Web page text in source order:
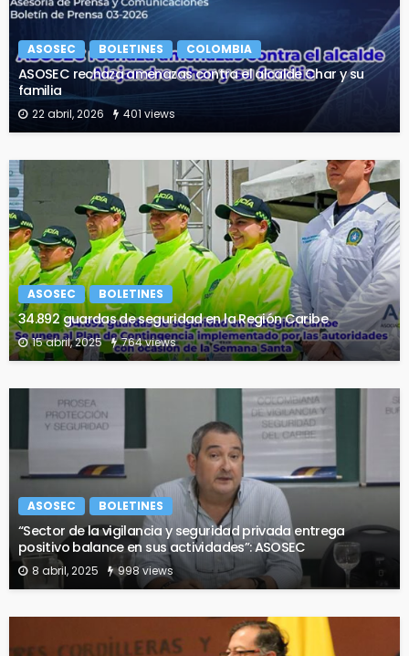
ASOSEC BOLETINES COLOMBIA
ASOSEC rechaza amenazas contra el alcalde Char y su
familia
22 abril, 2026 401 views
ASOSEC BOLETINES
34.892 guardas de seguridad en la Región Caribe
15 abril, 2025 764 views
ASOSEC BOLETINES
“Sector de la vigilancia y seguridad privada entrega
positivo balance en sus actividades”: ASOSEC
8 abril, 2025 998 views